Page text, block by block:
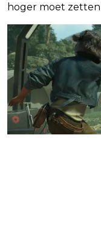
hoger moet zetten